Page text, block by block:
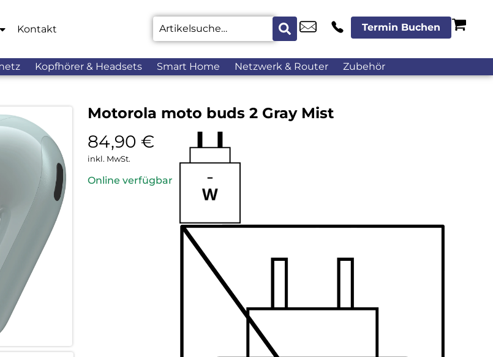
Kontakt Termin Buchen
Kopfhörer & Headsets Smart Home Netzwerk & Router Zubehör
Motorola moto buds 2 Gray Mist
84,90 €
inkl. MwSt.
Online verfügbar